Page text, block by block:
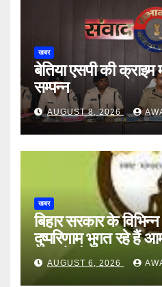
खबर
बेतिया एसपी की क्राइम
सम्पन्न
AUGUST 8, 2026
खबर
बिहार सरकार के
दुष्परिणाम भुगत रहे हैं
अन्य हैं मौन
AUGUST 6, 2026